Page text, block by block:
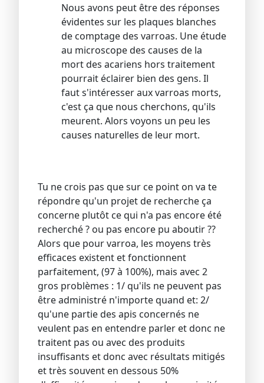
Nous avons peut être des réponses
évidentes sur les plaques blanches
de comptage des varroas. Une étude
au microscope des causes de la
mort des acariens hors traitement
pourrait éclairer bien des gens. Il
faut s'intéresser aux varroas morts,
c'est ça que nous cherchons, qu'ils
meurent. Alors voyons un peu les
causes naturelles de leur mort.
Tu ne crois pas que sur ce point on va te
répondre qu'un projet de recherche ça
concerne plutôt ce qui n'a pas encore été
recherché ? ou pas encore pu aboutir ??
Alors que pour varroa, les moyens très
efficaces existent et fonctionnent
parfaitement, (97 à 100%), mais avec 2
gros problèmes : 1/ qu'ils ne peuvent pas
être administré n'importe quand et: 2/
qu'une partie des apis concernés ne
veulent pas en entendre parler et donc ne
traitent pas ou avec des produits
insuffisants et donc avec résultats mitigés
et très souvent en dessous 50%